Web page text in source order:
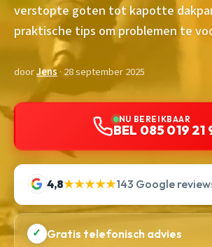
verstopte goten tot kapotte
praktische tips om problemen te
doorJens· 28 september 2025
NU BEREIKBAAR
BEL 085 019 21
4,8★★★★★143 Google
✓ Gratis telefonisch advies